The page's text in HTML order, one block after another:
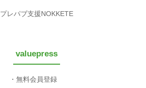
プレパブ支援NOKKETE
valuepress
無料会員登録